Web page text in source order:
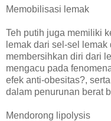
Memobilisasi lemak
Teh putih juga memiliki
lemak dari sel-sel
membersihkan diri dari
mengacu pada
efek anti-obesitas?,
dalam penurunan berat
Mendorong lipolysis